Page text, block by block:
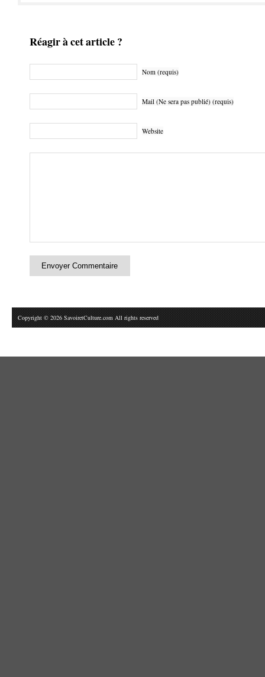
Réagir à cet article ?
Nom (requis)
Mail (Ne sera pas publié) (requis)
Website
Copyright © 2026 SavoiretCulture.com All rights reserved